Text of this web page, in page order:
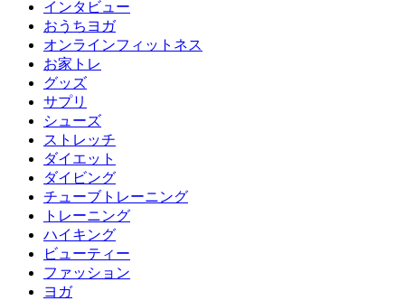
インタビュー
おうちヨガ
オンラインフィットネス
お家トレ
グッズ
サプリ
シューズ
ストレッチ
ダイエット
ダイビング
チューブトレーニング
トレーニング
ハイキング
ビューティー
ファッション
ヨガ